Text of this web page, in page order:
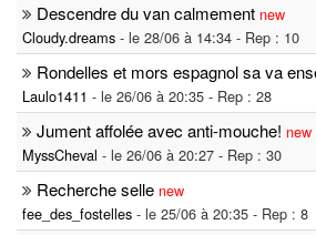
Descendre du van calmement new
Cloudy.dreams - le 28/06 à 14:34 - Rep : 10
Rondelles et mors espagnol sa va
Laulo1411 - le 26/06 à 20:35 - Rep : 28
Jument affolée avec anti-mouche! new
MyssCheval - le 26/06 à 20:27 - Rep : 30
Recherche selle new
fee_des_fostelles - le 25/06 à 20:35 - Rep : 8